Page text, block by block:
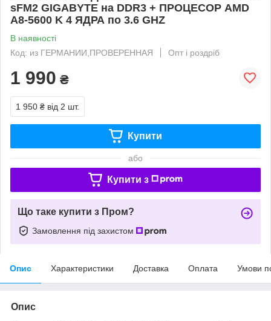
sFM2 GIGABYTE на DDR3 + ПРОЦЕСОР AMD
A8-5600 K 4 ЯДРА по 3.6 GHZ
В наявності
Код: из ГЕРМАНИИ,ПРОВЕРЕННАЯ
Опт і роздріб
1 990 ₴
1 950 ₴ від 2 шт.
Купити
або
Купити з
Що таке купити з Пром?
Замовлення під захистом
Опис Характеристики Доставка Оплата Умови
Опис